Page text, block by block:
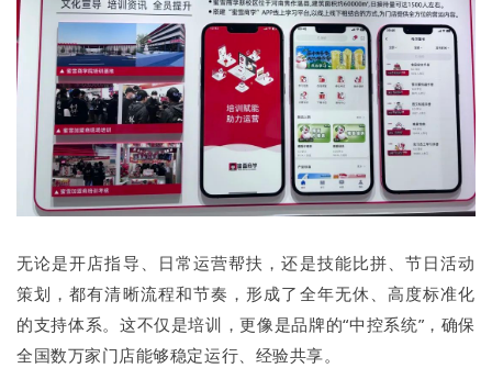
无论是开店指导、日常运营帮扶，还是技能比拼、节日活动
策划，都有清晰流程和节奏，形成了全年无休、高度标准化
的支持体系。这不仅是培训，更像是品牌的“中控系统”，确保
全国数万家门店能够稳定运行、经验共享。